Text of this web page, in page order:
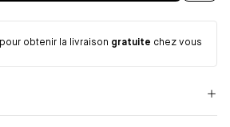
pour obtenir la livraison gratuite chez vous